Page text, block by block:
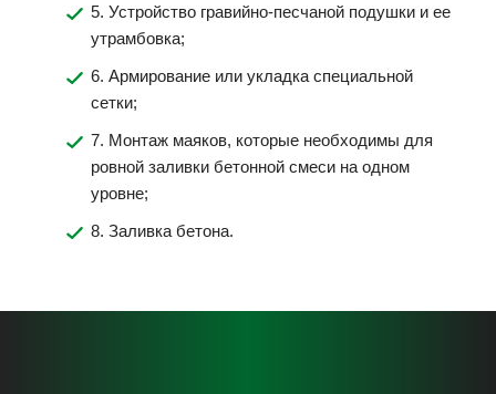
5. Устройство гравийно-песчаной подушки и ее
утрамбовка;
6. Армирование или укладка специальной
сетки;
7. Монтаж маяков, которые необходимы для
ровной заливки бетонной смеси на одном
уровне;
8. Заливка бетона.